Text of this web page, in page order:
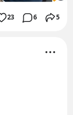
23 6 5